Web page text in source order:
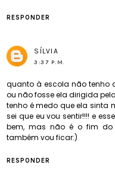
RESPONDER
SÍLVIA
3:37 P.M.
quanto à escola não tenho
ou não fosse ela dirigida
tenho é medo que ela
sei que eu vou sentir!!!! e
bem, mas não é o fim do
também vou ficar:)
RESPONDER